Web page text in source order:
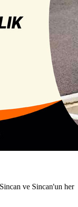
ve Sincan'un her